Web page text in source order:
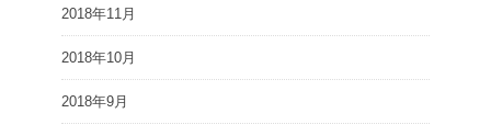
2018年11月
2018年10月
2018年9月